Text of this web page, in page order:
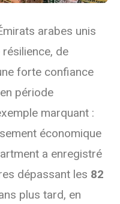
arabes unis
de
forte confiance
période
marquant :
économique
a enregistré
dépassant les 82
plus tard, en